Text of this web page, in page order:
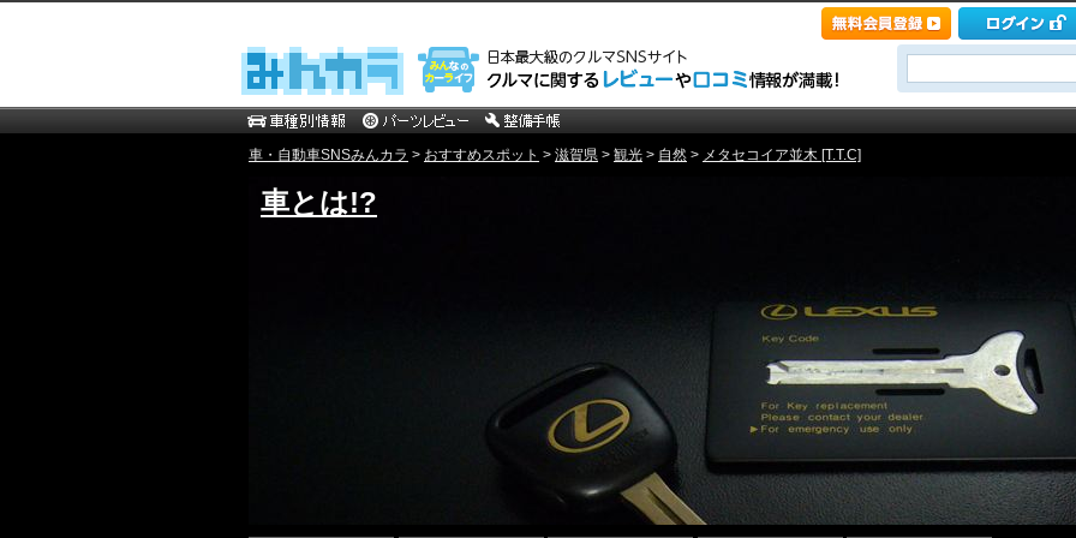
車・自動車SNSみんカラ > おすすめスポット > 滋賀県 > 観光 > 自然 > メタセコイア並木 [T.T.C]
車とは!?